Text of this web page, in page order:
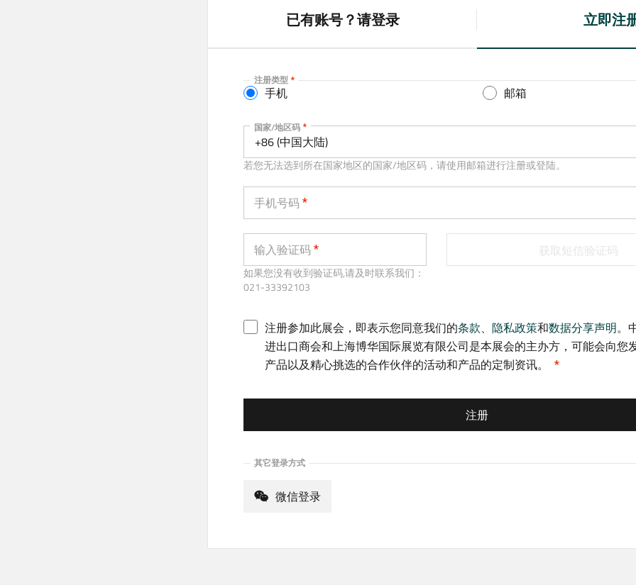
已有账号？请登录 立即注
(
a
v
a
)
注册类型
手机 邮箱
手机
国家/地区码
+86 (中国大陆)
若您无法选到所在国家地区的国家/地区码，请使用邮箱进行注册或登陆。
手机号码
输入验证码
如果您没有收到验证码,请及时联系我们：
021-33392103
获取短信验证码
注册参加此展会，即表示您同意我们的条款、 隐私政策和数据分享声明。
进出口商会和上海博华国际展览有限公司是本展会的主办方，可能会向您
产品以及精心挑选的合作伙伴的活动和产品的定制资讯。
注册
其它登录方式
微信登录